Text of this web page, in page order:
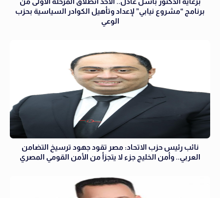
برنامج “مشروع نيابي” لإعداد وتأهيل الكوادر السياسية بحزب
الوعي
نائب رئيس حزب الاتحاد: مصر تقود جهود ترسيخ التضامن
العربي.. وأمن الخليج جزء لا يتجزأ من الأمن القومي المصري